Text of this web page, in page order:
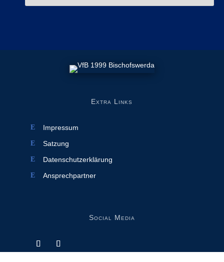
Extra Links
Impressum
Satzung
Datenschutzerklärung
Ansprechpartner
Social Media